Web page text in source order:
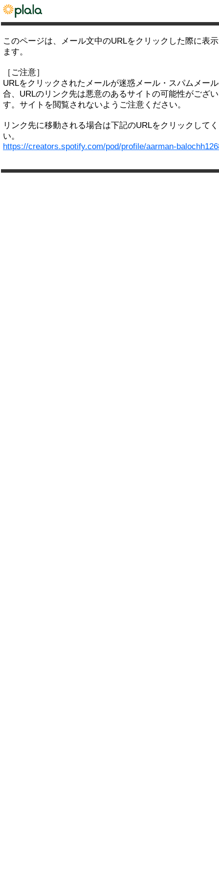
このページは、メール文中のURLをクリックした際に表
ます。
［ご注意］
URLをクリックされたメールが迷惑メール・スパムメー
合、URLのリンク先は悪意のあるサイトの可能性がござ
す。サイトを閲覧されないようご注意ください。
リンク先に移動される場合は下記のURLをクリックして
い。
https://creators.spotify.com/pod/profile/aarman-